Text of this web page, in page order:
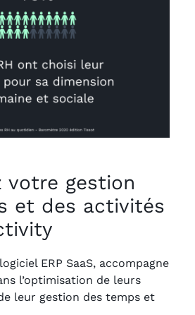
votre gestion
et des activités
ERP SaaS, accompagne
l’optimisation de leurs
leur gestion des temps et